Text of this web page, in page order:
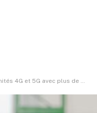
de 300 Go disponibles en août 2025